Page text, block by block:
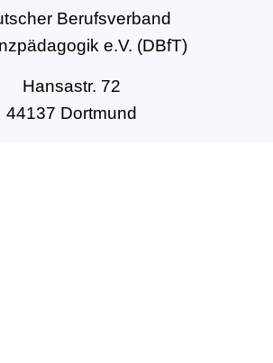
Berufsverband
e.V. (DBfT)
Hansastr. 72
44137 Dortmund